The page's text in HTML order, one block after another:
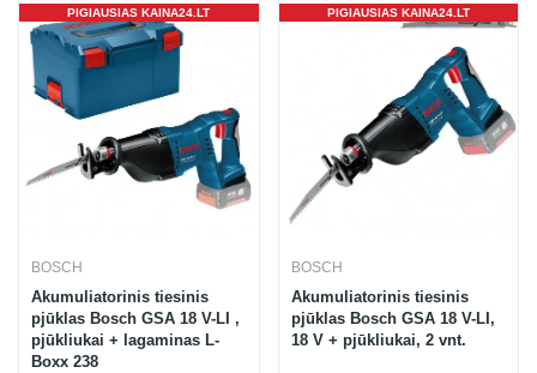
PIGIAUSIAS KAINA24.LT
BOSCH
Akumuliatorinis tiesinis
pjūklas Bosch GSA 18 V-LI ,
pjūkliukai + lagaminas L-
Boxx 238
PIGIAUSIAS KAINA24.LT
BOSCH
Akumuliatorinis tiesinis
pjūklas Bosch GSA 18 V-LI,
18 V + pjūkliukai, 2 vnt.